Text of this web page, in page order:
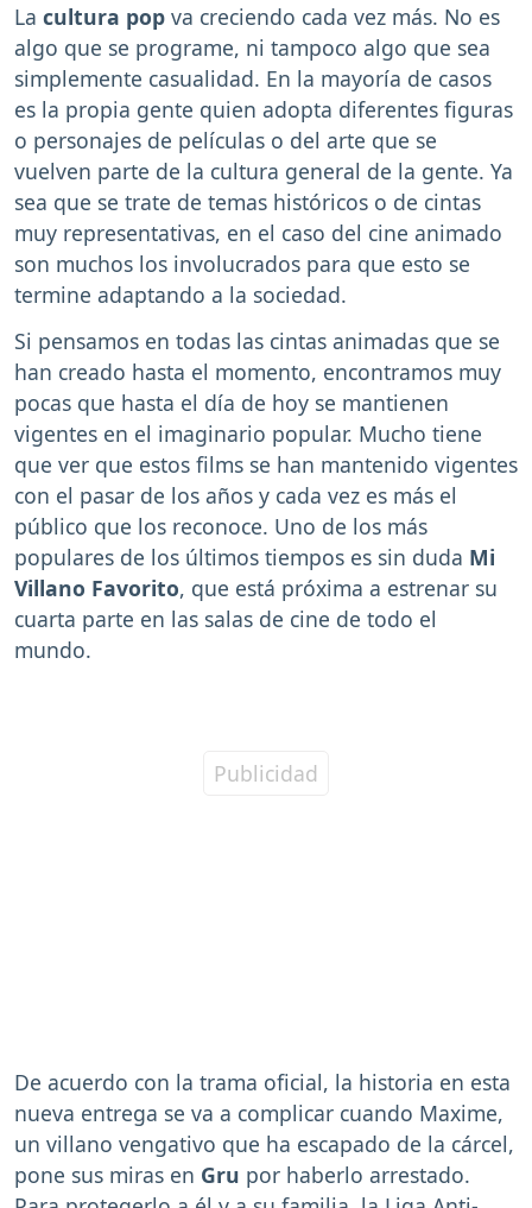
La cultura pop va creciendo cada vez más. No es
algo que se programe, ni tampoco algo que sea
simplemente casualidad. En la mayoría de casos
es la propia gente quien adopta diferentes figuras
o personajes de películas o del arte que se
vuelven parte de la cultura general de la gente. Ya
sea que se trate de temas históricos o de cintas
muy representativas, en el caso del cine animado
son muchos los involucrados para que esto se
termine adaptando a la sociedad.
Si pensamos en todas las cintas animadas que se
han creado hasta el momento, encontramos muy
pocas que hasta el día de hoy se mantienen
vigentes en el imaginario popular. Mucho tiene
que ver que estos films se han mantenido vigentes
con el pasar de los años y cada vez es más el
público que los reconoce. Uno de los más
populares de los últimos tiempos es sin duda Mi
Villano Favorito, que está próxima a estrenar su
cuarta parte en las salas de cine de todo el
mundo.
De acuerdo con la trama oficial, la historia en esta
nueva entrega se va a complicar cuando Maxime,
un villano vengativo que ha escapado de la cárcel,
pone sus miras en Gru por haberlo arrestado.